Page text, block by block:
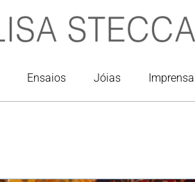
Ensaios Jóias Imprensa